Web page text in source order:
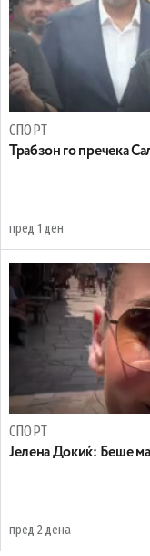
СПОРТ
Трабзон го пречека
пред 1 ден
СПОРТ
Јелена Докиќ: Беше
пред 2 дена